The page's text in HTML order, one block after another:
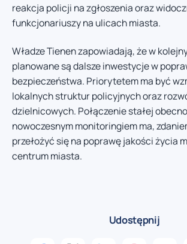
reakcja policji na zgłoszenia oraz
funkcjonariuszy na ulicach miasta.
Władze Tienen zapowiadają, że w
planowane są dalsze inwestycje w
bezpieczeństwa. Priorytetem ma być
lokalnych struktur policyjnych oraz
dzielnicowych. Połączenie stałej
nowoczesnym monitoringiem ma,
przełożyć się na poprawę jakości życia
centrum miasta.
Udostępnij